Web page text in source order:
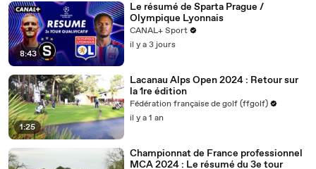
8:43
Le résumé de Sparta Prague /
Olympique Lyonnais
CANAL+ Sport
il y a 3 jours
1:25
Lacanau Alps Open 2024 : Retour sur
la 1re édition
Fédération française de golf (ffgolf)
il y a 1 an
Championnat de France professionnel
MCA 2024 : Le résumé du 3e tour